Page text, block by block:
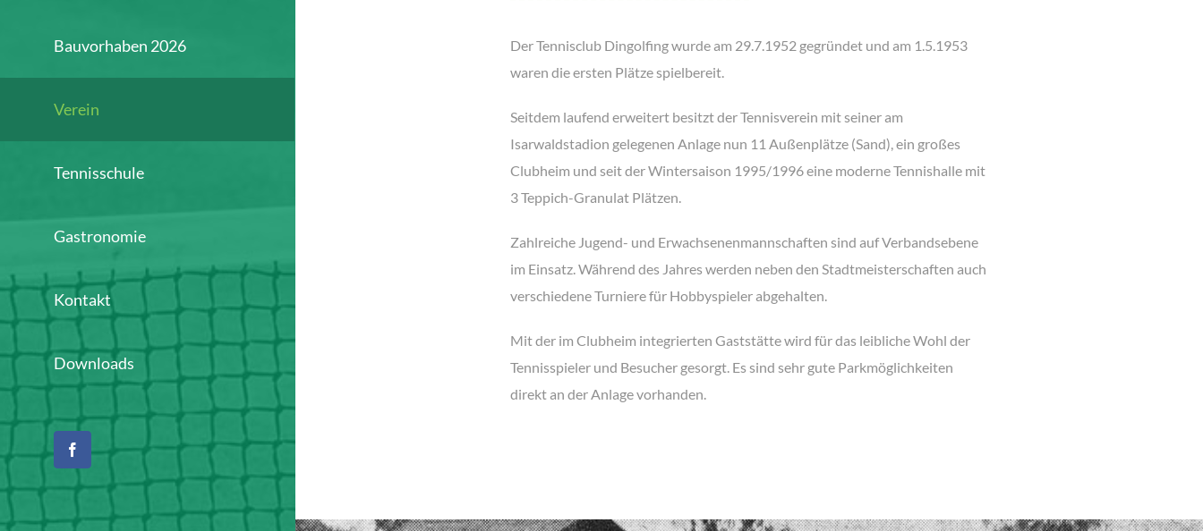
Bauvorhaben 2026
Verein
Tennisschule
Gastronomie
Kontakt
Downloads
Facebook
Der Tennisclub Dingolfing wurde am 29.7.1952 gegründet und am 1.5.1953
waren die ersten Plätze spielbereit.
Seitdem laufend erweitert besitzt der Tennisverein mit seiner am
Isarwaldstadion gelegenen Anlage nun 11 Außenplätze (Sand), ein großes
Clubheim und seit der Wintersaison 1995/1996 eine moderneTennishalle mit
3 Teppich-Granulat Plätzen.
Zahlreiche Jugend- und Erwachsenenmannschaften sind aufVerbandsebene
im Einsatz. Während des Jahres werden neben denStadtmeisterschaften auch
verschiedene Turniere für Hobbyspielerabgehalten.
Mit der im Clubheim integrierten Gaststätte wird für das leibliche Wohlder
Tennisspieler und Besucher gesorgt. Es sind sehr gute Parkmöglichkeiten
direkt an der Anlage vorhanden.